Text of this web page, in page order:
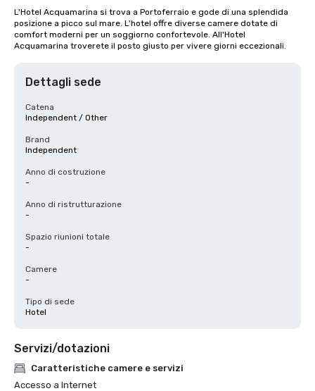
L'Hotel Acquamarina si trova a Portoferraio e gode di una splendida
posizione a picco sul mare. L'hotel offre diverse camere dotate di
comfort moderni per un soggiorno confortevole. All'Hotel
Acquamarina troverete il posto giusto per vivere giorni eccezionali.
Dettagli sede
Catena
Independent / Other
Brand
Independent
Anno di costruzione
-
Anno di ristrutturazione
-
Spazio riunioni totale
-
Camere
-
Tipo di sede
Hotel
Servizi/dotazioni
Caratteristiche camere e servizi
Accesso a Internet